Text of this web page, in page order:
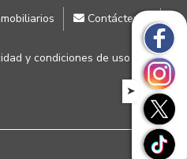
Contáctenos
y condiciones de uso
➤